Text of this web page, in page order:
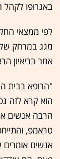
באגרופו לקהל
לפי ממצאי
מגג במרחק של
אמר בריאיון
"הרופא בבית
הוא קרא לזה
הרבה אנשים
טראמפ,
אנשים אומרים